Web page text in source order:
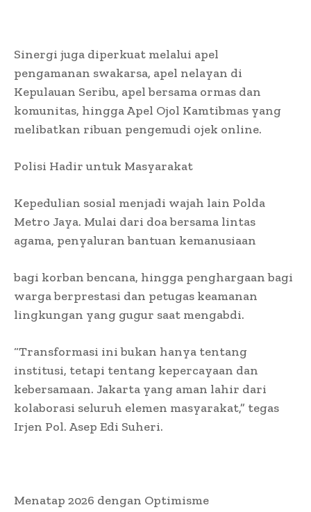
Sinergi juga diperkuat melalui apel
pengamanan swakarsa, apel nelayan di
Kepulauan Seribu, apel bersama ormas dan
komunitas, hingga Apel Ojol Kamtibmas yang
melibatkan ribuan pengemudi ojek online.
Polisi Hadir untuk Masyarakat
Kepedulian sosial menjadi wajah lain Polda
Metro Jaya. Mulai dari doa bersama lintas
agama, penyaluran bantuan kemanusiaan
bagi korban bencana, hingga penghargaan bagi
warga berprestasi dan petugas keamanan
lingkungan yang gugur saat mengabdi.
“Transformasi ini bukan hanya tentang
institusi, tetapi tentang kepercayaan dan
kebersamaan. Jakarta yang aman lahir dari
kolaborasi seluruh elemen masyarakat,” tegas
Irjen Pol. Asep Edi Suheri.
Menatap 2026 dengan Optimisme